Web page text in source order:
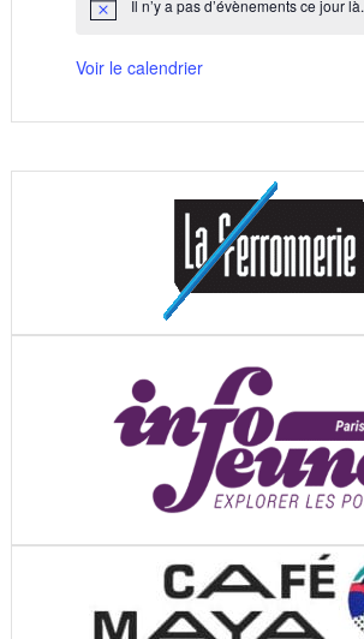
Notice Il n’y a pas d’évènements ce jour là.
Voir le calendrier